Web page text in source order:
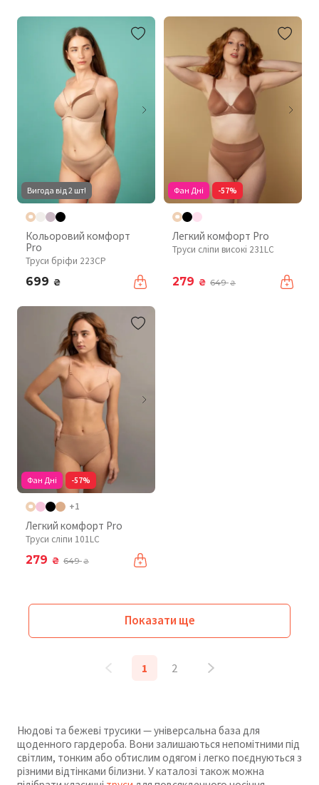
Вигода від 2 шт!
Кольоровий комфорт
Pro
Труси бріфи 223CP
699 ₴
Фан Дні -57%
Легкий комфорт Pro
Труси сліпи високі 231LC
279 ₴ 649₴
Фан Дні -57%
+1
Легкий комфорт Pro
Труси сліпи 101LC
279 ₴ 649₴
Показати ще
1 2
Нюдові та бежеві трусики — універсальна база для
щоденного гардероба. Вони залишаються непомітними під
світлим, тонким або обтислим одягом і легко поєднуються з
різними відтінками білизни. У каталозі також можна